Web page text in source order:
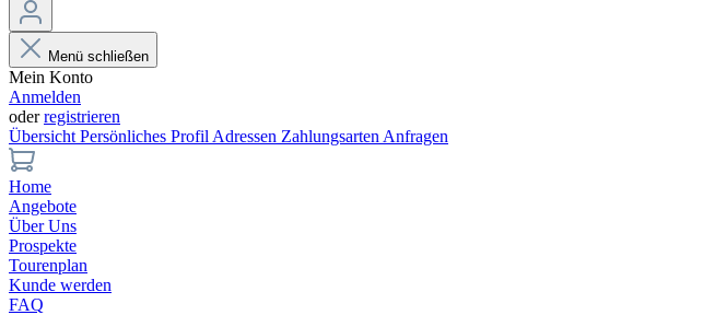
Menü schließen
Mein Konto
Anmelden
oderregistrieren
Übersicht Persönliches Profil Adressen Zahlungsarten Anfragen
Home
Angebote
Über Uns
Prospekte
Tourenplan
Kunde werden
FAQ